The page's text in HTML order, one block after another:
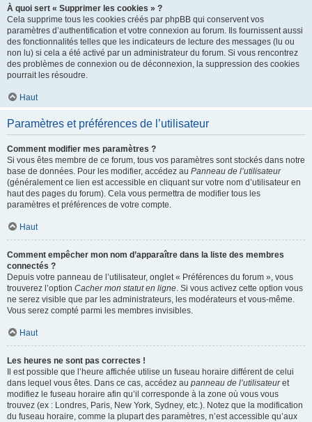
À quoi sert « Supprimer les cookies » ?
Cela supprime tous les cookies créés par phpBB qui conservent vos
paramètres d’authentification et votre connexion au forum. Ils fournissent aussi
des fonctionnalités telles que les indicateurs de lecture des messages (lu ou
non lu) si cela a été activé par un administrateur du forum. Si vous rencontrez
des problèmes de connexion ou de déconnexion, la suppression des cookies
pourrait les résoudre.
Haut
Paramètres et préférences de l’utilisateur
Comment modifier mes paramètres ?
Si vous êtes membre de ce forum, tous vos paramètres sont stockés dans notre
base de données. Pour les modifier, accédez au Panneau de l’utilisateur
(généralement ce lien est accessible en cliquant sur votre nom d’utilisateur en
haut des pages du forum). Cela vous permettra de modifier tous les
paramètres et préférences de votre compte.
Haut
Comment empêcher mon nom d’apparaître dans la liste des membres
connectés ?
Depuis votre panneau de l’utilisateur, onglet « Préférences du forum », vous
trouverez l’option Cacher mon statut en ligne. Si vous activez cette option vous
ne serez visible que par les administrateurs, les modérateurs et vous-même.
Vous serez compté parmi les membres invisibles.
Haut
Les heures ne sont pas correctes !
Il est possible que l’heure affichée utilise un fuseau horaire différent de celui
dans lequel vous êtes. Dans ce cas, accédez au panneau de l’utilisateuret
modifiez le fuseau horaire afin qu’il corresponde à la zone où vous vous
trouvez (ex : Londres, Paris, New York, Sydney, etc.). Notez que la modification
du fuseau horaire, comme la plupart des paramètres, n’est accessible qu’aux